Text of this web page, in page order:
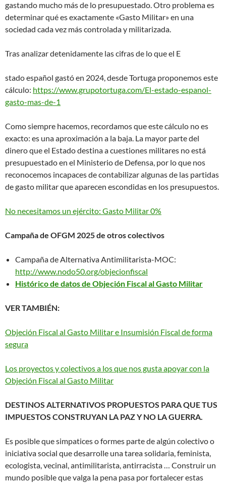
gastando mucho más de lo presupuestado. Otro problema es
determinar qué es exactamente «Gasto Militar» en una
sociedad cada vez más controlada y militarizada.
Tras analizar detenidamente las cifras de lo que el E
stado español gastó en 2024, desde Tortuga proponemos este
cálculo: https://www.grupotortuga.com/El-estado-espanol-
gasto-mas-de-1
Como siempre hacemos, recordamos que este cálculo no es
exacto: es una aproximación a la baja. La mayor parte del
dinero que el Estado destina a cuestiones militares no está
presupuestado en el Ministerio de Defensa, por lo que nos
reconocemos incapaces de contabilizar algunas de las partidas
de gasto militar que aparecen escondidas en los presupuestos.
No necesitamos un ejército: Gasto Militar 0%
Campaña de OFGM 2025 de otros colectivos
Campaña de Alternativa Antimilitarista-MOC:
http://www.nodo50.org/objecionfiscal
Histórico de datos de Objeción Fiscal al Gasto Militar
VER TAMBIÉN:
Objeción Fiscal al Gasto Militar e Insumisión Fiscal de forma
segura
Los proyectos y colectivos a los que nos gusta apoyar con la
Objeción Fiscal al Gasto Militar
DESTINOS ALTERNATIVOS PROPUESTOS PARA QUE TUS
IMPUESTOS CONSTRUYAN LA PAZ Y NO LA GUERRA.
Es posible que simpatices o formes parte de algún colectivo o
iniciativa social que desarrolle una tarea solidaria, feminista,
ecologista, vecinal, antimilitarista, antirracista … Construir un
mundo posible que valga la pena pasa por fortalecer estas